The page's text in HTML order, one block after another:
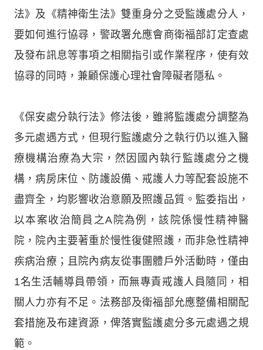
法》及《精神衛生法》雙重身分之受監護處分人，
要如何進行協尋，警政署允應會商衛福部訂定查處
及發布訊息等事項之相關指引或作業程序，使有效
協尋的同時，兼顧保護心理社會障礙者隱私。
《保安處分執行法》修法後，雖將監護處分調整為
多元處遇方式，但現行監護處分之執行仍以進入醫
療機構治療為大宗，然因國內執行監護處分之機
構，病房床位、防護設備、戒護人力等配套設施不
盡齊全，均影響收治意願及照護品質。監委指出，
以本案收治簡員之A院為例，該院係慢性精神醫
院，院內主要著重於慢性復健照護，而非急性精神
疾病治療；且院內病友從事團體戶外活動時，僅由
1名生活輔導員帶領，而無專責戒護人員隨同，相
關人力亦有不足。法務部及衛福部允應整備相關配
套措施及布建資源，俾落實監護處分多元處遇之規
範。